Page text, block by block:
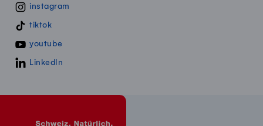
instagram
tiktok
youtube
LinkedIn